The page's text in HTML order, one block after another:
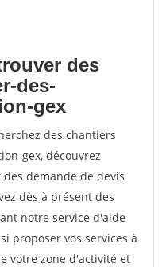
des
des-
gex
des chantiers
gex, découvrez
demande de devis
dès à présent des
notre service d'aide
proposer vos services à
votre zone d'activité et